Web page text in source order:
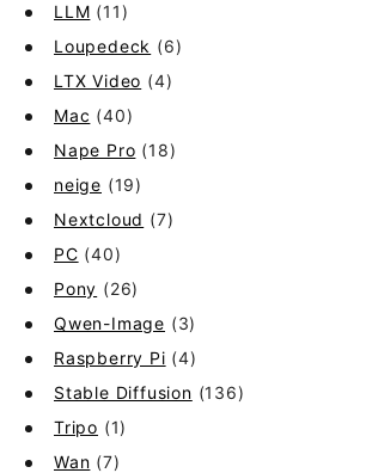
LLM (11)
Loupedeck (6)
LTX Video (4)
Mac (40)
Nape Pro (18)
neige (19)
Nextcloud (7)
PC (40)
Pony (26)
Qwen-Image (3)
Raspberry Pi (4)
Stable Diffusion (136)
Tripo (1)
Wan (7)